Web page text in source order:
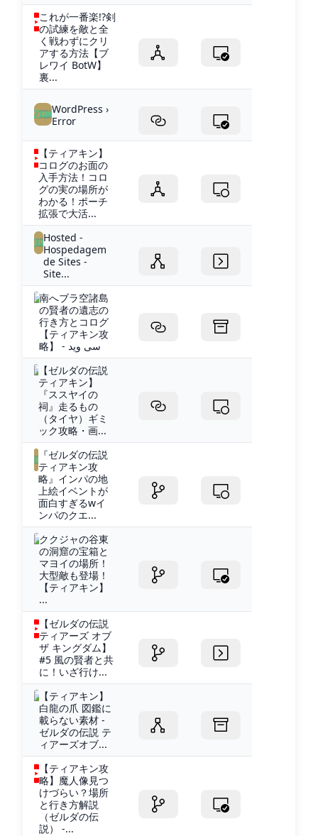
これが一番楽!?剣
の試練を敵と全
く戦わずにクリ
アする方法【ブ
レワイ BotW】
裏...
WordPress ›
Error
【ティアキン】
コログのお面の
入手方法！コロ
グの実の場所が
わかる！ポーチ
拡張で大活...
Hosted -
Hospedagem
de Sites -
Site...
南へブラ空諸島
の賢者の遺志の
行き方とコログ
【ティアキン攻
略】 - سی وید
【ゼルダの伝説
ティアキン】
『ススヤイの
祠』走るもの
（タイヤ）ギミ
ック攻略・画...
『ゼルダの伝説
ティアキン攻
略』インパの地
上絵イベントが
面白すぎるwイ
ンパのクエ...
ククジャの谷東
の洞窟の宝箱と
マヨイの場所！
大型敵も登場！
【ティアキン】
...
【ゼルダの伝説
ティアーズ オブ
ザ キングダム】
#5 風の賢者と共
に！いざ行け...
【ティアキン】
白龍の爪 図鑑に
載らない素材 -
ゼルダの伝説 テ
ィアーズオブ...
【ティアキン攻
略】魔人像見つ
けづらい？場所
と行き方解説
（ゼルダの伝
説） -...